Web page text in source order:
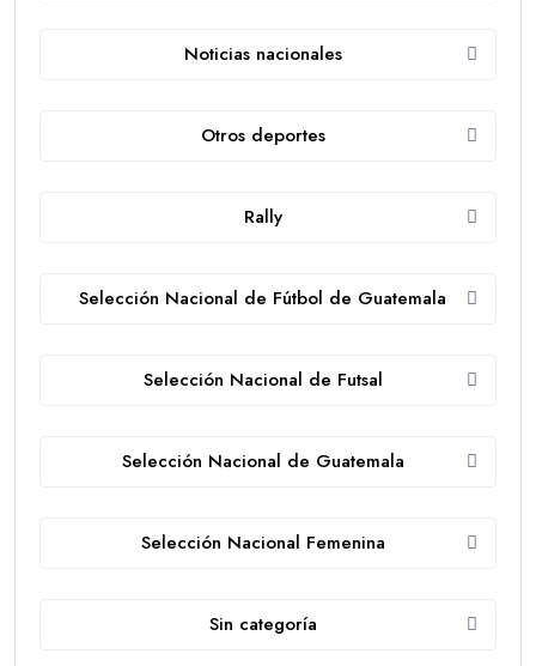
Noticias nacionales
Otros deportes
Rally
Selección Nacional de Fútbol de Guatemala
Selección Nacional de Futsal
Selección Nacional de Guatemala
Selección Nacional Femenina
Sin categoría